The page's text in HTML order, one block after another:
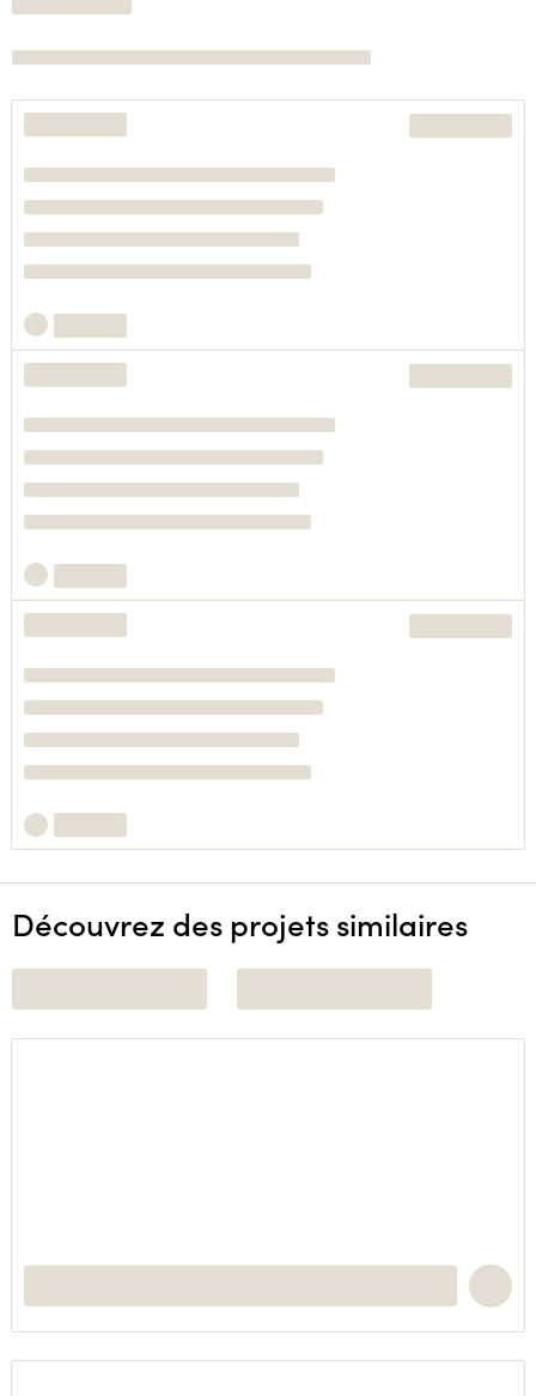
Découvrez des projets similaires